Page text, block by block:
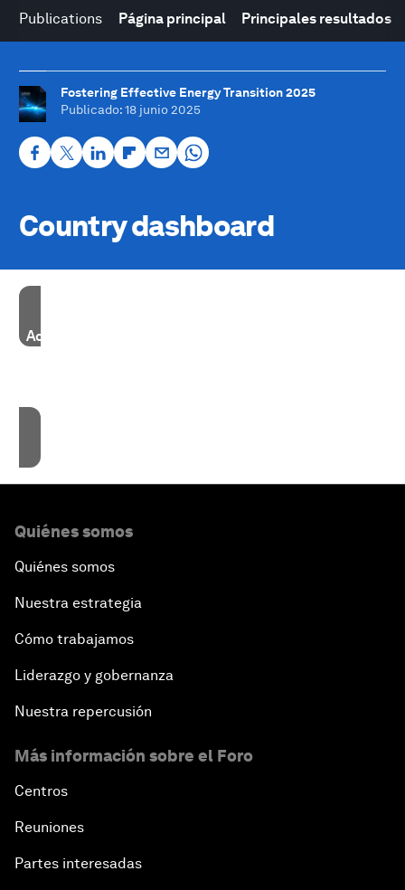
Publications Página principal Principales resultados
Fostering Effective Energy Transition 2025
Publicado: 18 junio 2025
Country dashboard
Accept our marketing cookies to access this content.
Quiénes somos
Quiénes somos
Nuestra estrategia
Cómo trabajamos
Liderazgo y gobernanza
Nuestra repercusión
Más información sobre el Foro
Centros
Reuniones
Partes interesadas